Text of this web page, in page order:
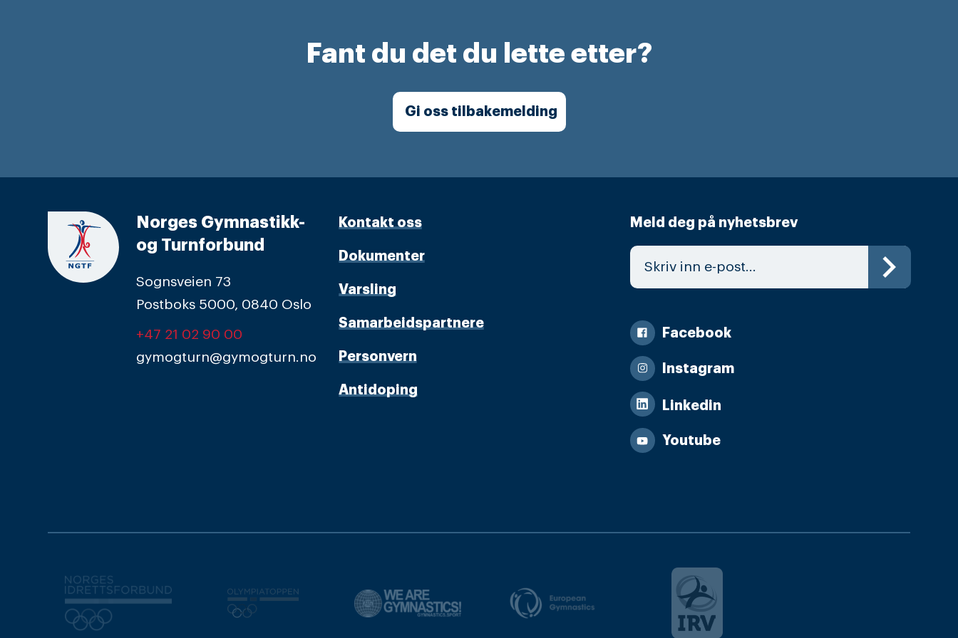
Fant du det du lette etter?
Gi oss tilbakemelding
Norges Gymnastikk-
og Turnforbund
Sognsveien 73
Postboks 5000, 0840 Oslo
+47 21 02 90 00
gymogturn@gymogturn.no
Kontakt oss
Dokumenter
Varsling
Samarbeidspartnere
Personvern
Antidoping
Meld deg på nyhetsbrev
Facebook
Instagram
Linkedin
Youtube